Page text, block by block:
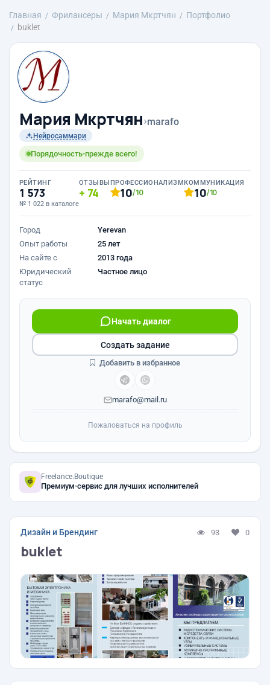
Главная Фрилансеры Mария Мкртчян
Портфолио
buklet
Mария Мкртчян›marafo
Нейросаммари
Порядочность-прежде всего!
РЕЙТИНГ
1 573
№ 1 022 в каталоге
ОТЗЫВЫ
74
ПРОФЕССИОНАЛИЗМ
10/10
КОММУНИКАЦИЯ
10/10
Город
Yerevan
Опыт работы
25 лет
На сайте с
2013 года
Юридический
статус
Частное лицо
Начать диалог
marafo@mail.ru
Создать задание
Добавить в избранное
Пожаловаться на профиль
Freelance.Boutique
Премиум-сервис для лучших исполнителей
Дизайн и Брендинг 93 0
buklet